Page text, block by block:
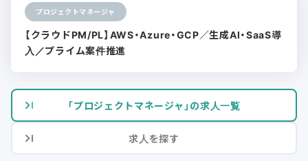
プロジェクトマネージャ
【クラウドPM/PL】AWS・Azure・GCP／生成AI・SaaS導
入／プライム案件推進
「プロジェクトマネージャ」の求人一覧
求人を探す